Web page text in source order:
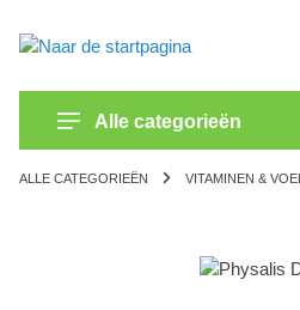
Alle categorieën
ALLE CATEGORIEËN VITAMINEN &
Afbeeldingengalerij overslaan